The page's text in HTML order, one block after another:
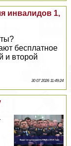
инвалидов 1,
бесплатное
и второй
30 07 2026 11:49:24